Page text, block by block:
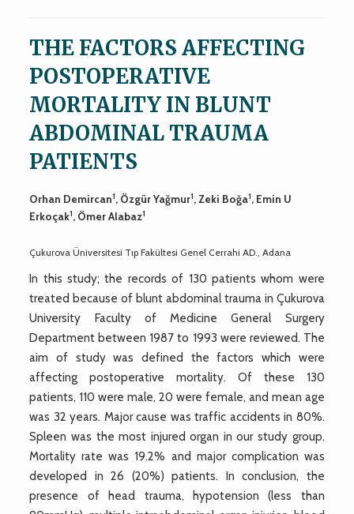
THE FACTORS AFFECTING
POSTOPERATIVE
MORTALITY IN BLUNT
ABDOMINAL TRAUMA
PATIENTS
Orhan Demircan1, Özgür Yağmur1, Zeki Boğa1, Emin U
Erkoçak1, Ömer Alabaz1
Çukurova Üniversitesi Tıp Fakültesi Genel Cerrahi AD., Adana
In this study; the records of 130 patients whom were
treated because of blunt abdominal trauma in Çukurova
University Faculty of Medicine General Surgery
Department between 1987 to 1993 were reviewed. The
aim of study was defined the factors which were
affecting postoperative mortality. Of these 130
patients, 110 were male, 20 were female, and mean age
was 32 years. Major cause was traffic accidents in 80%.
Spleen was the most injured organ in our study group.
Mortality rate was 19.2% and major complication was
developed in 26 (20%) patients. In conclusion, the
presence of head trauma, hypotension (less than